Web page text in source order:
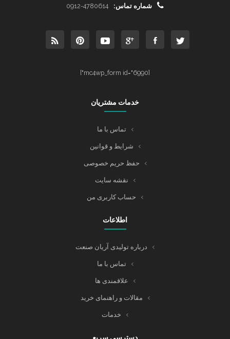
شماره تماس: 0912-4780614
[mc4wp_form id="6990"]
خدمات مشتریان
تماس با ما
شرایط و قوانین
حفظ حریم خصوصی
نقشه سایت
حساب کاربری من
اطلاعات
درباره تولیدی آریان صنعت
تماس با ما
علاقمندی ها
مقالات و راهنمای خرید
خدمات